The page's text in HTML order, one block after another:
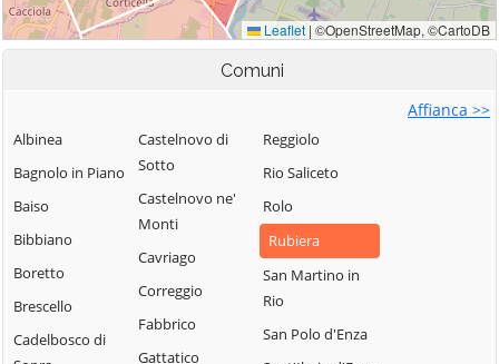
Comuni
Affianca >>
Albinea
Bagnolo in Piano
Baiso
Bibbiano
Boretto
Brescello
Cadelbosco di
Castelnovo di
Sotto
Castelnovo ne'
Monti
Cavriago
Correggio
Fabbrico
Gattatico
Reggiolo
Rio Saliceto
Rolo
Rubiera
San Martino in
Rio
San Polo d'Enza